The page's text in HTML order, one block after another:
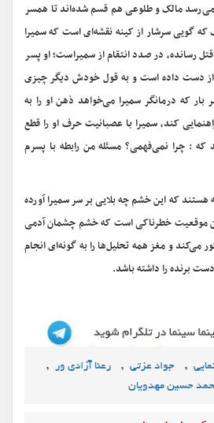
مالک و طلوعی هم قسم شده‌اند تا همسر
که گویی سرشار از کینه نقشه‌ای است که سمیرا
رسانده، در صدد انتقام از سمیراست؛ او پسر
از دست داده است و به قول خودش دیگر چیزی
که درمانگر سمیرا می‌خواهد ذهن او را به
کند، سمیرا با عصبانیت حرف او را قطع
: چرا نمی‌فهمی؟ مسئله من رابطه با پسرم
که این خشم چه بلایی بر سر سمیرا آورده
موقعیت خطرناکی است که خشم چشمان آدمی
می‌کند و مغز همه تحلیل‌ها را به گونه‌ای انجام
برنده را داشته باشد.
, جواد عزتی , رعنا آزادی ور ,
حسین مهدویان